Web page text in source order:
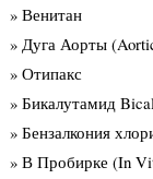
» Венитан
» Дуга Аорты
» Отипакс
» Бикалутамид
» Бензалкония
» В Пробирке (In